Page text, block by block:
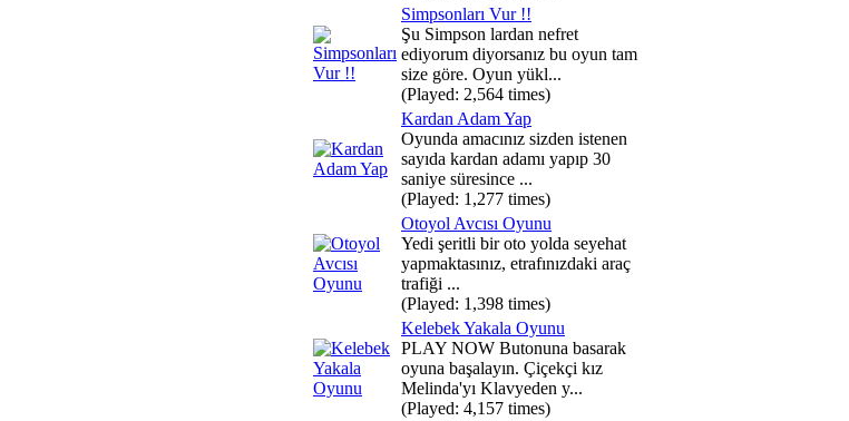
Simpsonları Vur !!
Şu Simpson lardan nefret
ediyorum diyorsanız bu oyun tam
size göre. Oyun yükl...
(Played: 2,564 times)
Kardan Adam Yap
Oyunda amacınız sizden istenen
sayıda kardan adamı yapıp 30
saniye süresince ...
(Played: 1,277 times)
Otoyol Avcısı Oyunu
Yedi şeritli bir oto yolda seyehat
yapmaktasınız, etrafınızdaki araç
trafiği ...
(Played: 1,398 times)
Kelebek Yakala Oyunu
PLAY NOW Butonuna basarak
oyuna başalayın. Çiçekçi kız
Melinda'yı Klavyeden y...
(Played: 4,157 times)